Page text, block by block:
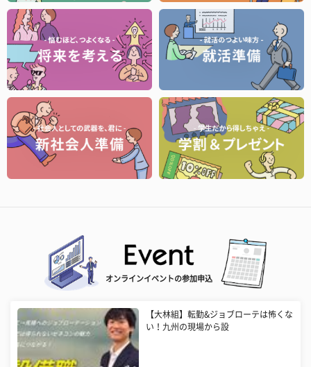
オンラインイベントの参加申込
【大林組】転勤&ジョブローテは怖くな
い！九州の現場から設